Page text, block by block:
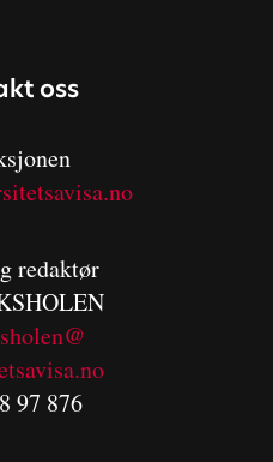
oss
redaktør
97 876